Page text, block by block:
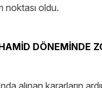
noktası oldu.
DÖNEMİNDE
alınan kararların